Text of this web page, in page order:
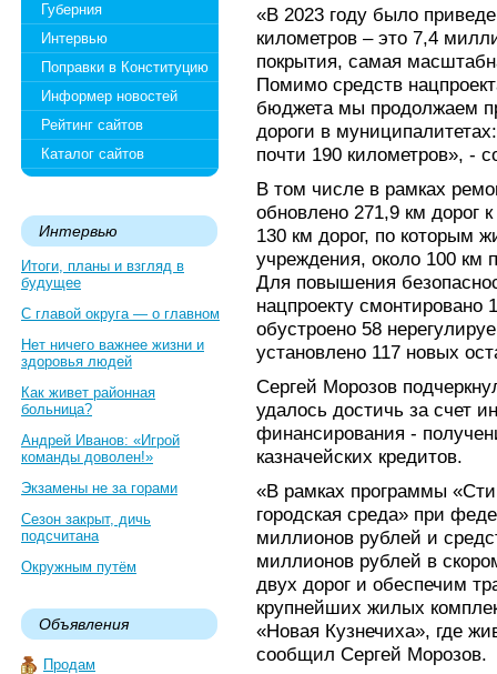
Губерния
Интервью
Поправки в Конституцию
Информер новостей
Рейтинг сайтов
Каталог сайтов
Интервью
Итоги, планы и взгляд в
будущее
С главой округа — о главном
Нет ничего важнее жизни и
здоровья людей
Как живет районная
больница?
Андрей Иванов: «Игрой
команды доволен!»
Экзамены не за горами
Сезон закрыт, дичь
подсчитана
Окружным путём
Объявления
Продам
«В 2023 году было
километров – это 7,4
покрытия, самая
Помимо средств
бюджета мы продолжаем
дороги в
почти 190 километров», -
В том числе в рамках
обновлено 271,9 км дорог
130 км дорог, по которым
учреждения, около 100 км
Для повышения
нацпроекту
обустроено 58
установлено 117 новых
Сергей Морозов
удалось достичь за счет
финансирования -
казначейских кредитов.
«В рамках программы
городская среда» при
миллионов рублей и
миллионов рублей в
двух дорог и обеспечим
крупнейших жилых
«Новая Кузнечиха», где
сообщил Сергей Морозов.